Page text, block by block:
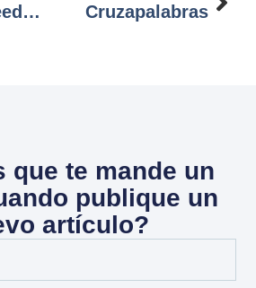
We don't need… No more troubles Cruzapalabras
que te mande un
publique un
artículo?